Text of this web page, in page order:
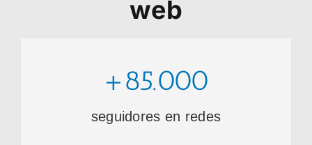
web
+85.000
seguidores en redes